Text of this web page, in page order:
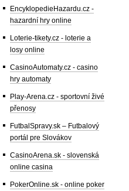
EncyklopedieHazardu.cz -
hazardní hry online
Loterie-tikety.cz - loterie a
losy online
CasinoAutomaty.cz - casino
hry automaty
Play-Arena.cz - sportovní živé
přenosy
FutbalSpravy.sk – Futbalový
portál pre Slovákov
CasinoArena.sk - slovenská
online casina
PokerOnline.sk - online poker